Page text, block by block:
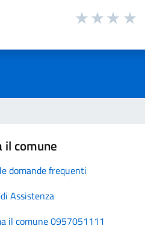
il comune
domande frequenti
Assistenza
il comune 0957051111